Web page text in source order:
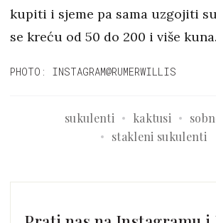
kupiti i sjeme pa sama uzgojiti
se kreću od 50 do 200 i više kuna.
PHOTO: INSTAGRAM@RUMERWILLIS
sukulenti kaktusi
stakleni sukulenti